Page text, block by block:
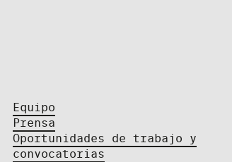
Equipo
Prensa
Oportunidades de trabajo y
convocatorias